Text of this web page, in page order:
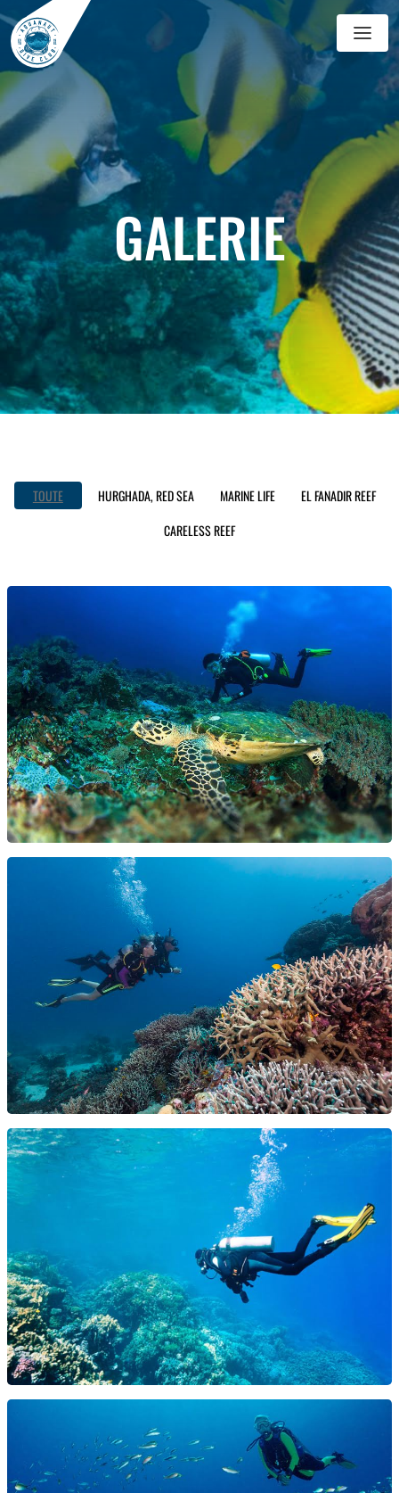
GALERIE
TOUTE HURGHADA, RED SEA MARINE LIFE
EL FANADIR REEF
CARELESS REEF
GALERIE
BLOG